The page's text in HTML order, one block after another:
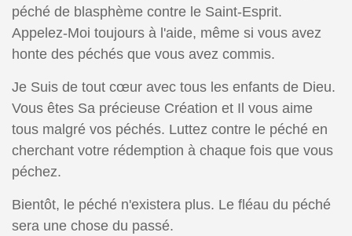
péché de blasphème contre le Saint-Esprit.
Appelez-Moi toujours à l'aide, même si vous avez
honte des péchés que vous avez commis.
Je Suis de tout cœur avec tous les enfants de Dieu.
Vous êtes Sa précieuse Création et Il vous aime
tous malgré vos péchés. Luttez contre le péché en
cherchant votre rédemption à chaque fois que vous
péchez.
Bientôt, le péché n'existera plus. Le fléau du péché
sera une chose du passé.